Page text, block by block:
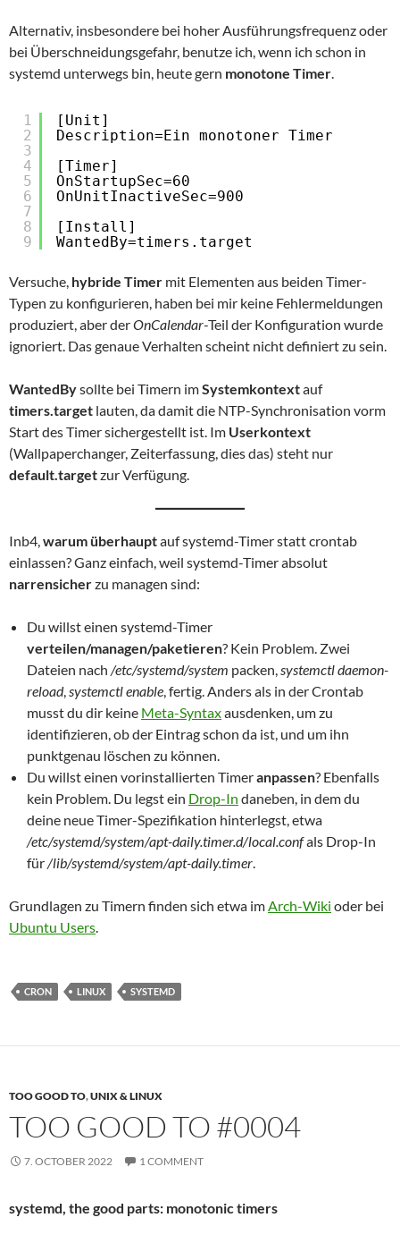
Alternativ, insbesondere bei hoher Ausführungsfrequenz oder
bei Überschneidungsgefahr, benutze ich, wenn ich schon in
systemd unterwegs bin, heute gern monotone Timer.
1
2
3
4
5
6
7
8
9
[Unit]
Description=Ein monotoner Timer
[Timer]
OnStartupSec=60
OnUnitInactiveSec=900
[Install]
WantedBy=timers.target
Versuche, hybride Timer mit Elementen aus beiden Timer-
Typen zu konfigurieren, haben bei mir keine Fehlermeldungen
produziert, aber derOnCalendar-Teil der Konfiguration wurde
ignoriert. Das genaue Verhalten scheint nicht definiert zu sein.
WantedBysollte bei Timern imSystemkontextauf
timers.target lauten, da damit die NTP-Synchronisation vorm
Start des Timer sichergestellt ist. Im Userkontext
(Wallpaperchanger, Zeiterfassung, dies das) steht nur
default.targetzur Verfügung.
Inb4,warum überhauptauf systemd-Timer statt crontab
einlassen? Ganz einfach, weil systemd-Timer absolut
narrensicherzu managen sind:
Du willst einen systemd-Timer
verteilen/managen/paketieren? Kein Problem. Zwei
Dateien nach /etc/systemd/system packen,systemctl daemon-
reload,systemctl enable, fertig. Anders als in der Crontab
musst du dir keine Meta-Syntaxausdenken, um zu
identifizieren, ob der Eintrag schon da ist, und um ihn
punktgenau löschen zu können.
Du willst einen vorinstallierten Timeranpassen? Ebenfalls
kein Problem. Du legst ein Drop-In daneben, in dem du
deine neue Timer-Spezifikation hinterlegst, etwa
/etc/systemd/system/apt-daily.timer.d/local.confals Drop-In
für/lib/systemd/system/apt-daily.timer.
Grundlagen zu Timern finden sich etwa imArch-Wiki oder bei
Ubuntu Users.
CRON LINUX SYSTEMD
TOO GOOD TO,UNIX & LINUX
TOO GOOD TO #0004
7. OCTOBER 2022 1 COMMENT
systemd, the good parts: monotonic timers